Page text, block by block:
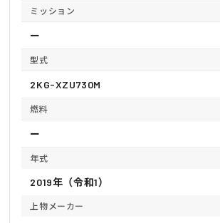
ミッション
ー
型式
2KG-XZU730M
燃料
ー
年式
2019年（令和1）
上物メーカー